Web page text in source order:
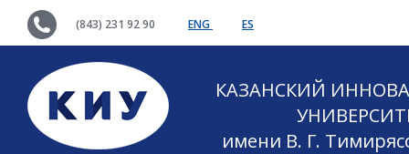
(843) 231 92 90 ENG ES
КАЗАНСКИЙ
имени В. Г.